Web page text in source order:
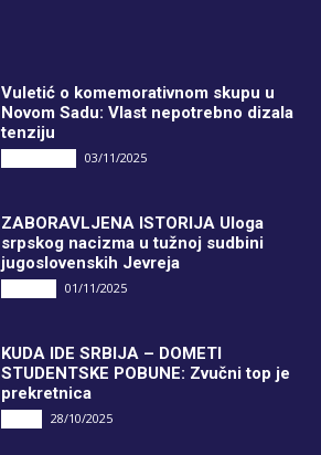
Vuletić o komemorativnom skupu u
Novom Sadu: Vlast nepotrebno dizala
tenziju
03/11/2025
ZABORAVLJENA ISTORIJA Uloga
srpskog nacizma u tužnoj sudbini
jugoslovenskih Jevreja
01/11/2025
KUDA IDE SRBIJA – DOMETI
STUDENTSKE POBUNE: Zvučni top je
prekretnica
28/10/2025